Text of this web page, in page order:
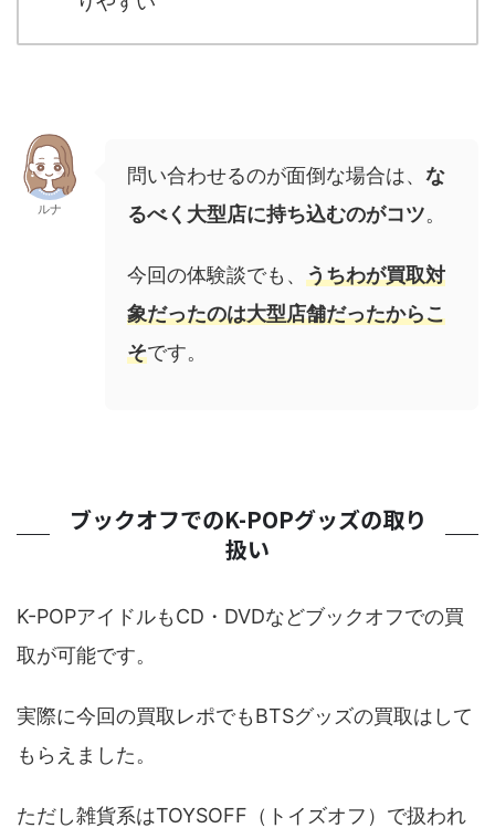
ルナ
問い合わせるのが面倒な場合は、 な
るべく大型店に持ち込むのがコツ。
今回の体験談でも、 うちわが買取対
象だったのは大型店舗だったからこ
そです。
ブックオフでのK-POPグッズの取り
扱い
K-POPアイドルもCD・DVDなどブックオフでの買
取が可能です。
実際に今回の買取レポでもBTSグッズの買取はして
もらえました。
ただし雑貨系はTOYSOFF（トイズオフ）で扱われ